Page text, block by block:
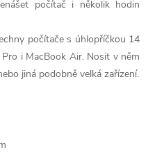
počítač i několik hodin
počítače s úhlopříčkou 14
i MacBook Air. Nosit v něm
jiná podobně velká zařízení.